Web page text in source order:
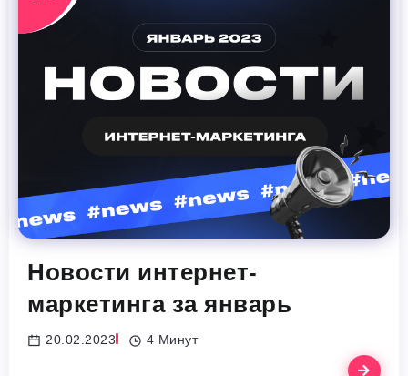
Новости интернет-
маркетинга за январь
20.02.2023 4 Минут